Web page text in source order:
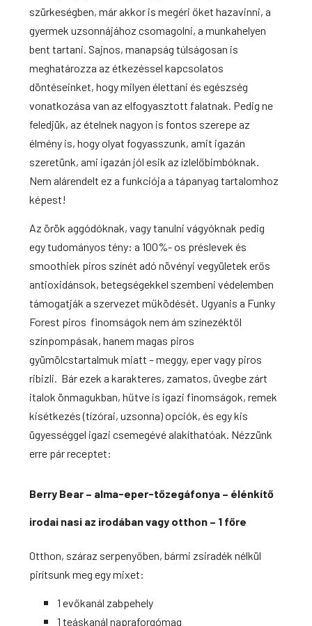
szürkeségben, már akkor is megéri őket hazavinni, a
gyermek uzsonnájához csomagolni, amunkahelyen
bent tartani. Sajnos, manapság túlságosan is
meghatározza az étkezéssel kapcsolatos
döntéseinket, hogy milyen élettani és egészség
vonatkozása van az elfogyasztott falatnak. Pedig ne
feledjük, az ételnek nagyon is fontos szerepe az
élmény is, hogy olyat fogyasszunk, amit igazán
szeretünk, ami igazán jól esik az ízlelőbimbóknak.
Nem alárendelt ez a funkciója a tápanyag tartalomhoz
képest!
Az örök aggódóknak, vagy tanulni vágyóknak pedig
egy tudományos tény: a 100%- os préslevek és
smoothiek piros színét adó növényi vegyületek erős
antioxidánsok, betegségekkel szembeni védelemben
támogatják a szervezet működését. Ugyanis a Funky
Forest piros finomságok nem ám színezéktől
színpompásak, hanem magas piros
gyümölcstartalmuk miatt – meggy, eper vagy piros
ribizli. Bár ezek a karakteres, zamatos, üvegbe zárt
italok önmagukban, hűtve is igazi finomságok, remek
kisétkezés (tízórai, uzsonna) opciók, és egy kis
ügyességgel igazi csemegévé alakíthatóak. Nézzünk
erre pár receptet:
Berry Bear – alma-eper-tőzegáfonya – élénkítő
irodai nasi az irodában vagy otthon – 1 főre
Otthon, száraz serpenyőben, bármi zsiradék nélkül
pirítsunk meg egy mixet:
1 evőkanál zabpehely
1 teáskanál napraforgómag